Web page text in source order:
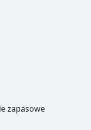
zapasowe